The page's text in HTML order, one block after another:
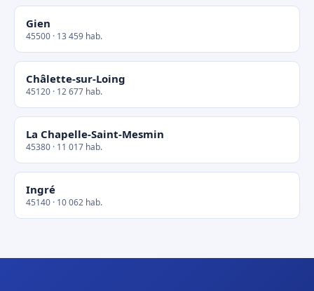
Gien
45500 · 13 459 hab.
Châlette-sur-Loing
45120 · 12 677 hab.
La Chapelle-Saint-Mesmin
45380 · 11 017 hab.
Ingré
45140 · 10 062 hab.